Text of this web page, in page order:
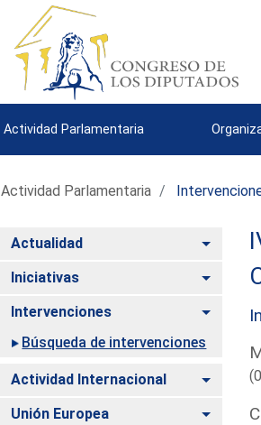
Actividad Parlamentaria
Actividad Parlamentaria
Actualidad
Iniciativas
Intervenciones
Búsqueda de intervenciones
Actividad Internacional
Unión Europea